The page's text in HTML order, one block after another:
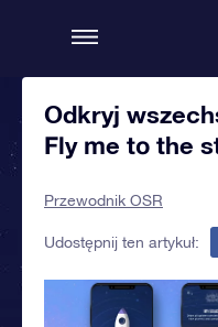
Odkryj
Fly me to the
Przewodnik OSR
Udostępnij ten artykuł: